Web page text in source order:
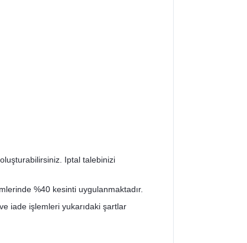
Iptal talebinizi
%40 kesinti uygulanmaktadır.
iade işlemleri yukarıdaki şartlar